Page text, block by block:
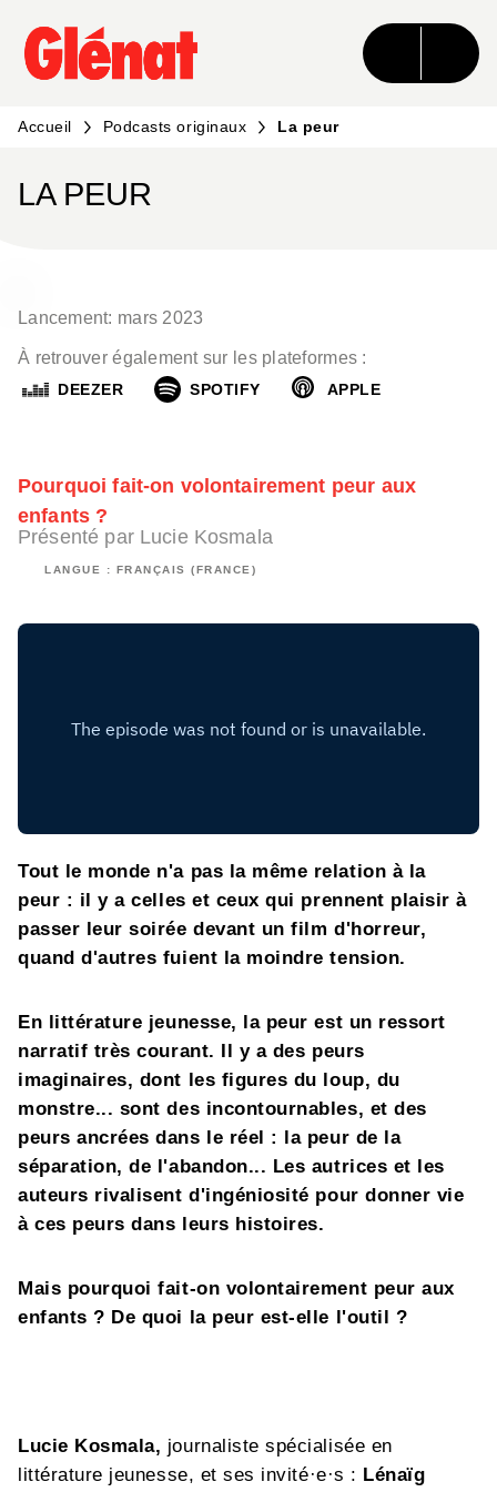
MENU RECHERCHE CONTENU
PIED DE PAGE
Accueil Podcasts originaux La peur
LA PEUR
Lancement: mars 2023
À retrouver également sur les plateformes :
DEEZER SPOTIFY APPLE
Pourquoi fait-on volontairement peur aux
enfants ?
Présenté par Lucie Kosmala
LANGUE : FRANÇAIS (FRANCE)
Tout le monde n'a pas la même relation à la
peur : il y a celles et ceux qui prennent plaisir à
passer leur soirée devant un film d'horreur,
quand d'autres fuient la moindre tension.
En littérature jeunesse, la peur est un ressort
narratif très courant. Il y a des peurs
imaginaires, dont les figures du loup, du
monstre... sont des incontournables, et des
peurs ancrées dans le réel : la peur de la
séparation, de l'abandon... Les autrices et les
auteurs rivalisent d'ingéniosité pour donner vie
à ces peurs dans leurs histoires.
Mais pourquoi fait-on volontairement peur aux
enfants ? De quoi la peur est-elle l'outil ?
Lucie Kosmala, journaliste spécialisée en
littérature jeunesse, et ses invité·e·s : Lénaïg